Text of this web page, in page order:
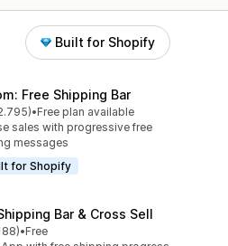
Built for Shopify
Free Shipping Bar
üzerinden
2795 değerlendirme
•Free plan available
sales with progressive free
messages
for Shopify
Bar & Cross Sell
üzerinden
değerlendirme
•Free